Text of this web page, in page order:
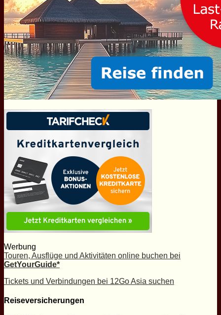
Werbung
Touren, Ausflüge und Aktivitäten online buchen bei
GetYourGuide*
Tickets und Verbindungen bei 12Go Asia suchen
Reiseversicherungen